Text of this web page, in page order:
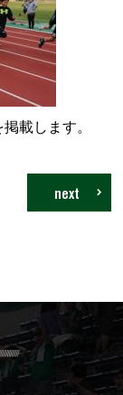
載します。
next